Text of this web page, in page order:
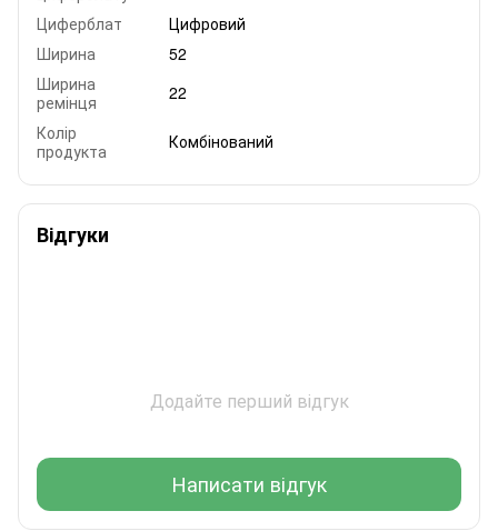
Циферблат
Цифровий
Ширина
52
Ширина
ремінця
22
Колір
продукта
Комбінований
Відгуки
Додайте перший відгук
Написати відгук